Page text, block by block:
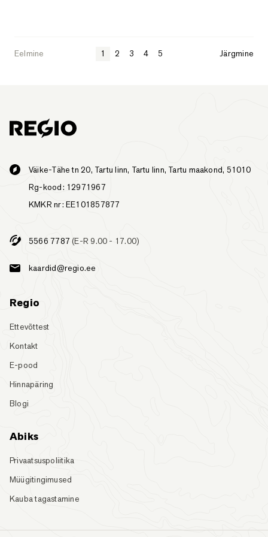
Eelmine 1 2 3 4 5 Järgmine
Väike-Tähe tn 20, Tartu linn, Tartu linn, Tartu maakond, 51010
Rg-kood: 12971967
KMKR nr: EE101857877
5566 7787 (E-R 9.00 - 17.00)
kaardid@regio.ee
Regio
Ettevõttest
Kontakt
E-pood
Hinnapäring
Blogi
Abiks
Privaatsuspoliitika
Müügitingimused
Kauba tagastamine